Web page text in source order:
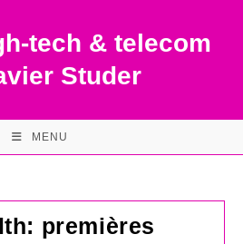
tech & telecom
Studer
MENU
premières